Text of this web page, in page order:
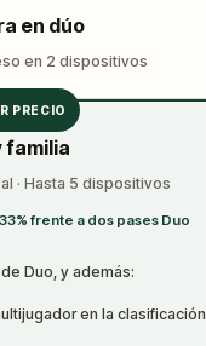
en dúo
en 2 dispositivos
PRECIO
familia
· Hasta 5 dispositivos
frente a dos pases Duo
Duo, y además:
en la clasificación